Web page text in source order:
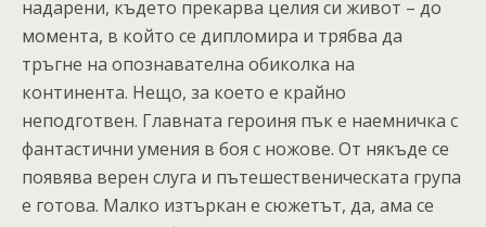
надарени, където прекарва целия си живот – до
момента, в който се дипломира и трябва да
тръгне на опознавателна обиколка на
континента. Нещо, за което е крайно
неподготвен. Главната героиня пък е наемничка с
фантастични умения в боя с ножове. От някъде се
появява верен слуга и пътешественическата група
е готова. Малко изтъркан е сюжетът, да, ама се